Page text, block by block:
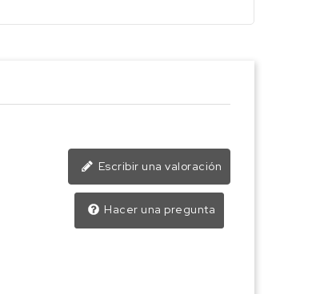
Escribir una valoración
Hacer una pregunta